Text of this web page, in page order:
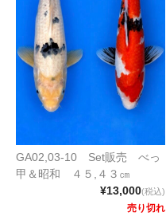
GA02,03-10 Set販売 べっ
甲＆昭和 ４５,４３㎝
¥13,000(税込)
売り切れ